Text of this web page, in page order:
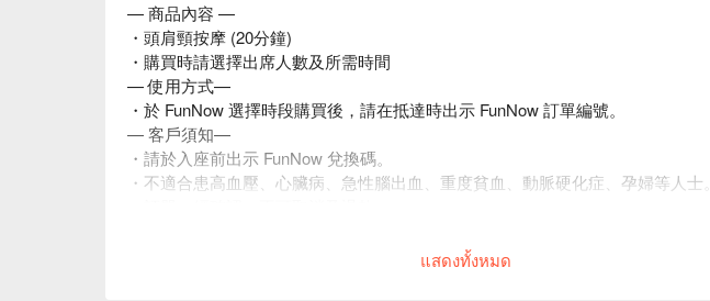
— 商品內容 —
・頭肩頸按摩 (20分鐘)
・購買時請選擇出席人數及所需時間
— 使用方式—
・於 FunNow 選擇時段購買後，請在抵達時出示 FunNow 訂單編號。
— 客戶須知—
・請於入座前出示 FunNow 兌換碼。
・不適合患高血壓、心臟病、急性腦出血、重度貧血、動脈硬化症、孕婦等人士。
แสดงทั้งหมด